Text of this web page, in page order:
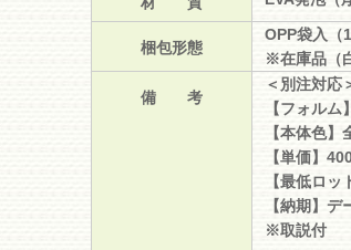
梱包形態
OPP袋入（
※在庫品（
備 考
＜別注対応
【フォル
【本体色
【単価】
【最低ロッ
【納期】
※取説付